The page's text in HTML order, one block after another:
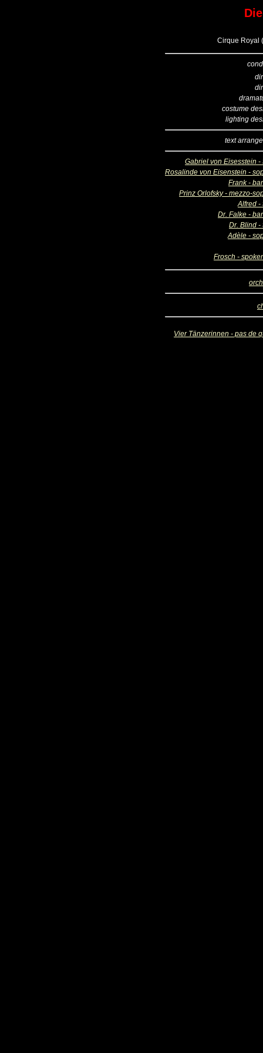
Cirque Royal
costume
lighting
text
Gabriel von Eisesstein -
Rosalinde von Eisenstein -
Frank -
Prinz Orlofsky - mezzo-
Alfred -
Dr. Falke -
Dr. Blind -
Adèle -
Frosch -
Vier Tänzerinnen - pas de